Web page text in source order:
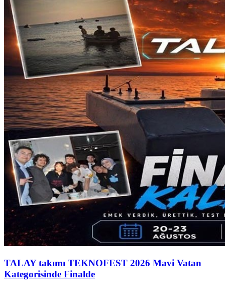
TALAY takımı TEKNOFEST 2026 Mavi Vatan
Kategorisinde Finalde